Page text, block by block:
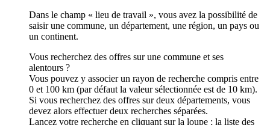
Dans le champ « lieu de travail », vous avez la possibilité de
saisir une commune, un département, une région, un pays ou
un continent.
Vous recherchez des offres sur une commune et ses
alentours ?
Vous pouvez y associer un rayon de recherche compris entre
0 et 100 km (par défaut la valeur sélectionnée est de 10 km).
Si vous recherchez des offres sur deux départements, vous
devez alors effectuer deux recherches séparées.
Lancez votre recherche en cliquant sur la loupe ; la liste des